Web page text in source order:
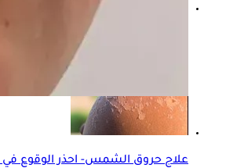
ماذا يحدث لمستوى السكر في الدم
علاج حروق الشمس- احذر الوقوع في